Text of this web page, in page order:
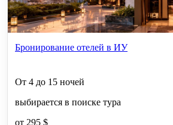
Бронирование отелей в ИУ
От 4 до 15 ночей
выбирается в поиске тура
от 295 $